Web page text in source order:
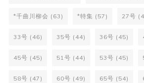
*千曲川柳会 (63) *特集 (57) 27号
33号 (46) 35号 (44) 36号 (45)
45号 (45) 51号 (44) 53号 (45)
58号 (47) 60号 (49) 65号 (54)